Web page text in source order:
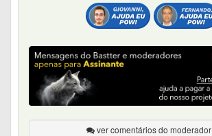
ver comentários do moderador